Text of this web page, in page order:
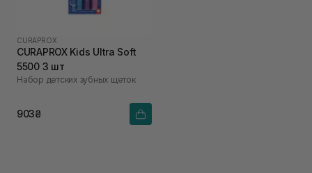
CURAPROX
CURAPROX Kids Ultra Soft
5500 3 шт
Набор детских зубных щеток
903₴